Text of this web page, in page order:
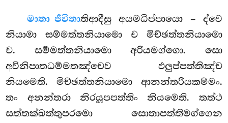
මාතා ජීවිතාතිආදීසු අයමධිප්පායො – ද්වෙ
නියාමා සම්මත්තනියාමො ච මිච්ඡත්තනියාමො
ච. සම්මත්තනියාමො අරියමග්ගො. සො
අවිනිපාතධම්මතඤ්චෙව ඵලුප්පත්තිඤ්ච
නියමෙති. මිච්ඡත්තනියාමො ආනන්තරියකම්මං.
තං අනන්තරා නිරයූපපත්තිං නියමෙති. තත්ථ
සත්තක්ඛත්තුපරමො සොතාපත්තිමග්ගෙන